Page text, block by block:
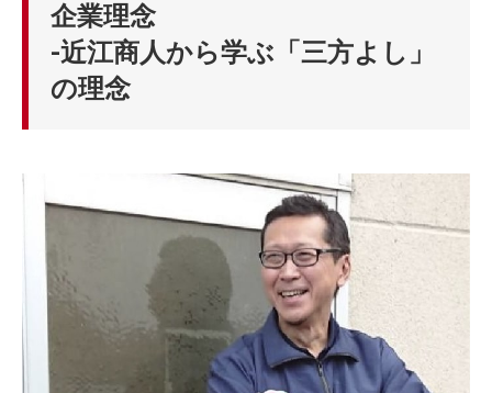
企業理念
-近江商人から学ぶ「三方よし」
の理念